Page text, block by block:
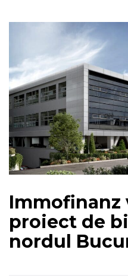
Immofinanz
proiect de
nordul